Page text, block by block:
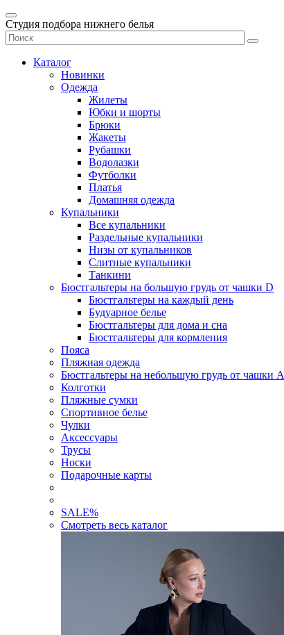
Студия подбора нижнего белья
Каталог
Новинки
Одежда
Жилеты
Юбки и шорты
Брюки
Жакеты
Рубашки
Водолазки
Футболки
Платья
Домашняя одежда
Купальники
Все купальники
Раздельные купальники
Низы от купальников
Слитные купальники
Танкини
Бюстгальтеры на большую грудь от чашки D
Бюстгальтеры на каждый день
Будуарное белье
Бюстгальтеры для дома и сна
Бюстгальтеры для кормления
Пояса
Пляжная одежда
Бюстгальтеры на небольшую грудь от чашки А
Колготки
Пляжные сумки
Спортивное белье
Чулки
Аксессуары
Трусы
Носки
Подарочные карты
SALE%
Смотреть весь каталог